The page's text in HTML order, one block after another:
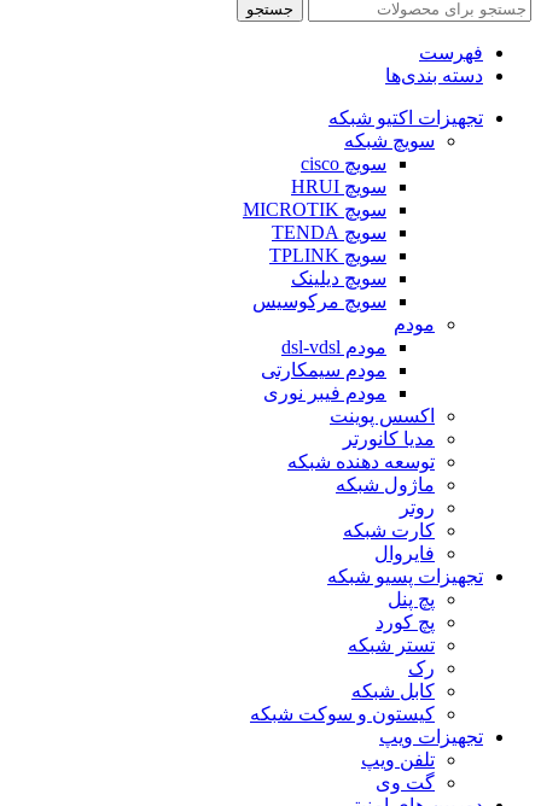
جستجو
فهرست
دسته بندی‌ها
تجهیزات اکتیو شبکه
سویچ شبکه
سویچ cisco
سویچ HRUI
سویچ MICROTIK
سویچ TENDA
سویچ TPLINK
سویچ دیلینک
سویچ مرکوسیس
مودم
مودم dsl-vdsl
مودم سیمکارتی
مودم فیبر نوری
اکسس پوینت
مدیا کانورتر
توسعه دهنده شبکه
ماژول شبکه
روتر
کارت شبکه
فایروال
تجهیزات پسیو شبکه
پچ پنل
پچ کورد
تستر شبکه
رک
کابل شبکه
کیستون و سوکت شبکه
تجهیزات ویپ
تلفن ویپ
گت وی